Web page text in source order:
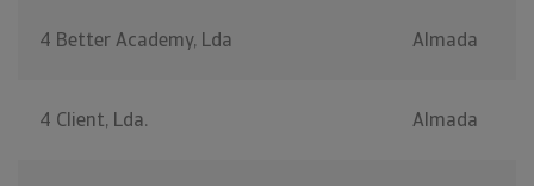
4 Better Academy, Lda Almada
4 Client, Lda. Almada